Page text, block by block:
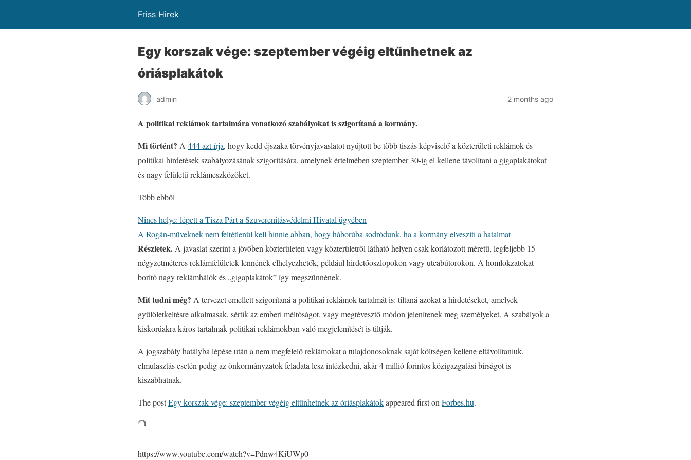
Friss Hirek
Egy korszak vége: szeptember végéig eltűnhetnek az
óriásplakátok
admin 2 months ago
A politikai reklámok tartalmára vonatkozó szabályokat is szigorítaná a kormány.
Mi történt? A 444 azt írja, hogy kedd éjszaka törvényjavaslatot nyújtott be több tiszás képviselő a közterületi reklámok és
politikai hirdetések szabályozásának szigorítására, amelynek értelmében szeptember 30-ig el kellene távolítani a gigaplakátokat
és nagy felületű reklámeszközöket.
Több ebből
Nincs helye: lépett a Tisza Párt a Szuverenitásvédelmi Hivatal ügyében
A Rogán-műveknek nem feltétlenül kell hinnie abban, hogy háborúba sodródunk, ha a kormány elveszíti a hatalmat
Részletek. A javaslat szerint a jövőben közterületen vagy közterületről látható helyen csak korlátozott méretű, legfeljebb 15
négyzetméteres reklámfelületek lennének elhelyezhetők, például hirdetőoszlopokon vagy utcabútorokon. A homlokzatokat
borító nagy reklámhálók és „gigaplakátok” így megszűnnének.
Mit tudni még? A tervezet emellett szigorítaná a politikai reklámok tartalmát is: tiltaná azokat a hirdetéseket, amelyek
gyűlöletkeltésre alkalmasak, sértik az emberi méltóságot, vagy megtévesztő módon jelenítenek meg személyeket. A szabályok a
kiskorúakra káros tartalmak politikai reklámokban való megjelenítését is tiltják.
A jogszabály hatályba lépése után a nem megfelelő reklámokat a tulajdonosoknak saját költségen kellene eltávolítaniuk,
elmulasztás esetén pedig az önkormányzatok feladata lesz intézkedni, akár 4 millió forintos közigazgatási bírságot is
kiszabhatnak.
The postEgy korszak vége: szeptember végéig eltűnhetnek az óriásplakátokappeared first on Forbes.hu.
https://www.youtube.com/watch?v=Pdnw4KiUWp0